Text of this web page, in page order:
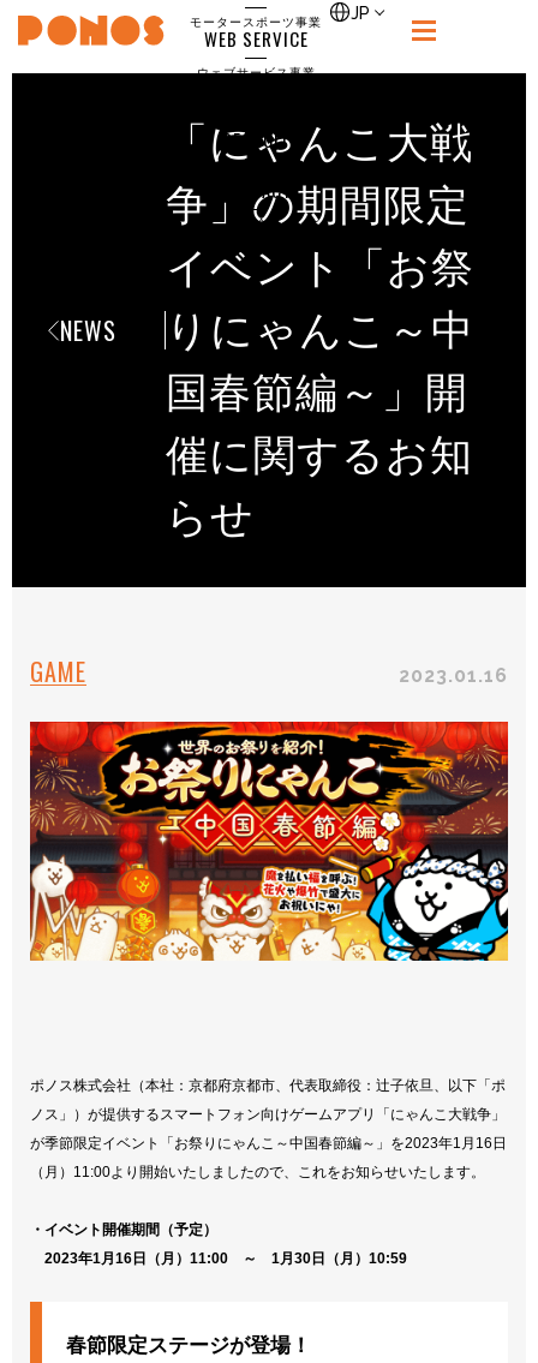
PONOS
モータースポーツ事業
WEB SERVICE
ウェブサービス事業
RECRUIT
CONTACT
お問合せ
JP
NEWS
「にゃんこ大戦
争」の期間限定
イベント「お祭
りにゃんこ～中
国春節編～」開
催に関するお知
らせ
GAME 2023.01.16
ポノス株式会社（本社：京都府京都市、代表取締役：辻子依旦、以下「ポ
ノス」）が提供するスマートフォン向けゲームアプリ「にゃんこ大戦争」
が季節限定イベント「お祭りにゃんこ～中国春節編～」を2023年1月16日
（月）11:00より開始いたしましたので、これをお知らせいたします。
・イベント開催期間（予定）
2023年1月16日（月）11:00 ～ 1月30日（月）10:59
春節限定ステージが登場！